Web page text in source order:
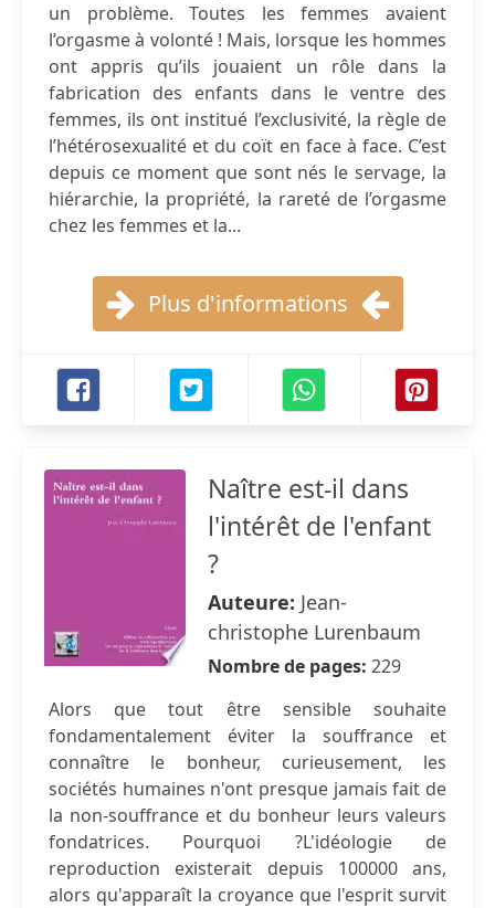
un problème. Toutes les femmes avaient
l’orgasme à volonté ! Mais, lorsque les hommes
ont appris qu’ils jouaient un rôle dans la
fabrication des enfants dans le ventre des
femmes, ils ont institué l’exclusivité, la règle de
l’hétérosexualité et du coït en face à face. C’est
depuis ce moment que sont nés le servage, la
hiérarchie, la propriété, la rareté de l’orgasme
chez les femmes et la...
Plus d'informations
Naître est-il dans
l'intérêt de l'enfant
?
Auteure: Jean-
christophe Lurenbaum
Nombre de pages: 229
Alors que tout être sensible souhaite
fondamentalement éviter la souffrance et
connaître le bonheur, curieusement, les
sociétés humaines n'ont presque jamais fait de
la non-souffrance et du bonheur leurs valeurs
fondatrices. Pourquoi ?L'idéologie de
reproduction existerait depuis 100000 ans,
alors qu'apparaît la croyance que l'esprit survit